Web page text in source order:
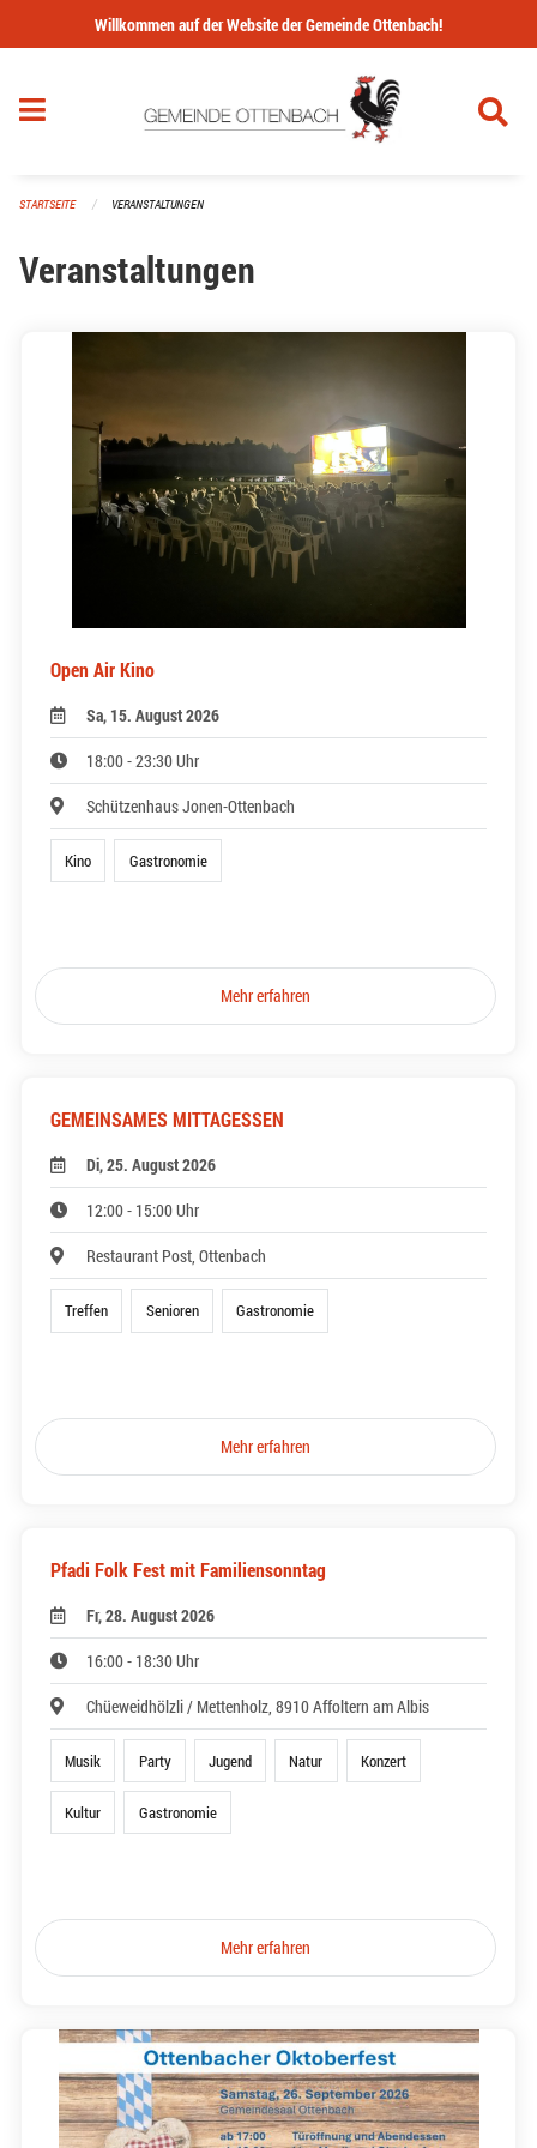
Navigation überspringen
Willkommen auf der Website der Gemeinde Ottenbach!
STARTSEITE VERANSTALTUNGEN
Veranstaltungen
Open Air Kino
Sa, 15. August 2026
18:00 - 23:30 Uhr
Schützenhaus Jonen-Ottenbach
Kino Gastronomie
Mehr erfahren
GEMEINSAMES MITTAGESSEN
Di, 25. August 2026
12:00 - 15:00 Uhr
Restaurant Post, Ottenbach
Treffen Senioren Gastronomie
Mehr erfahren
Pfadi Folk Fest mit Familiensonntag
Fr, 28. August 2026
16:00 - 18:30 Uhr
Chüeweidhölzli / Mettenholz, 8910 Affoltern am Albis
Musik Party Jugend Natur Konzert
Kultur Gastronomie
Mehr erfahren